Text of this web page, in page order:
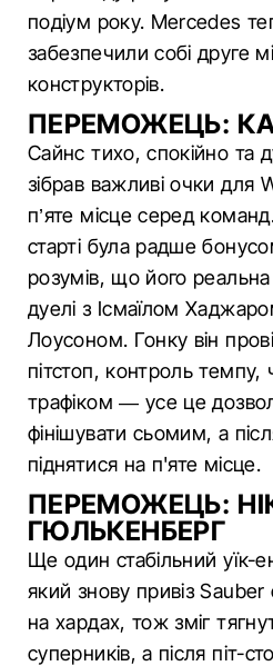
подіум року. Mercedes
забезпечили собі друге
конструкторів.
ПЕРЕМОЖЕЦЬ:
Сайнс тихо, спокійно та
зібрав важливі очки для
п’яте місце серед
старті була радше
розумів, що його
дуелі з Ісмаїлом
Лоусоном. Гонку він
пітстоп, контроль темпу,
трафіком — усе це
фінішувати сьомим, а
піднятися на п'яте місце.
ПЕРЕМОЖЕЦЬ:
ГЮЛЬКЕНБЕРГ
Ще один стабільний уїк-
який знову привіз Sauber
на хардах, тож зміг
суперників, а після піт-